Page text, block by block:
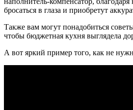
бросаться в глаза и приобретут
Также вам могут понадобиться
чтобы бюджетная кухня выглядела
А вот яркий пример того, как не